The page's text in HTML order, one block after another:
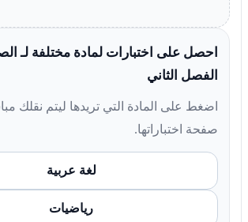
احصل على اختبارات لمادة مختلفة لـ
الفصل الثاني
اضغط على المادة التي تريدها ليتم نقلك
صفحة اختباراتها.
لغة عربية
رياضيات